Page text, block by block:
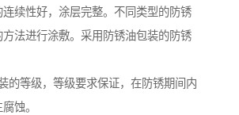
连续性好，涂层完整。不同类型的防锈
方法进行涂敷。采用防锈油包装的防锈
的等级，等级要求保证，在防锈期间内
蚀。